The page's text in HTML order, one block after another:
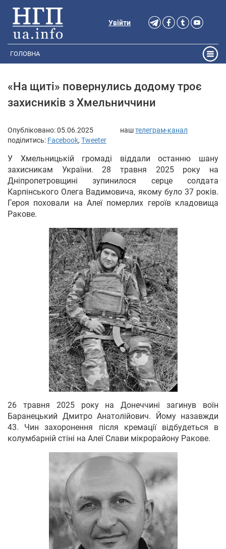
Увійти
ГОЛОВНА
«На щиті» повернулись додому троє
захисників з Хмельниччини
Опубліковано:05.06.2025 наштелеграм-канал
поділитись: Facebook, Tweeter
У Хмельницькій громаді віддали останню шану
захисникам України. 28 травня 2025 року на
Дніпропетровщині зупинилося серце солдата
Карпінського Олега Вадимовича, якому було 37 років.
Героя поховали на Алеї померлих героїв кладовища
Ракове.
26 травня 2025 року на Донеччині загинув воїн
Баранецький Дмитро Анатолійович. Йому назавжди
43. Чин захоронення після кремації відбудеться в
колумбарній стіні на Алеї Слави мікрорайону Ракове.